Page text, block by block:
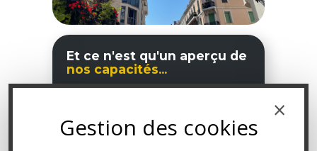
Et ce n'est qu'un aperçu de
nos capacités...
profiter des avantages fiscaux
×
Gestion des cookies